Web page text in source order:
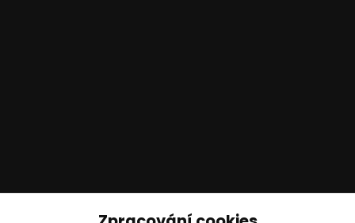
Technické poradenství